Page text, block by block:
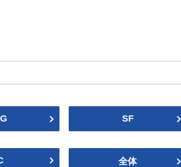
ネッツ
Nets
ニックス
Knicks
グリズリーズ ペリカンズ
ティンバーウルブズ サンダー
2023-24 2023プレイオフ
SF
全体